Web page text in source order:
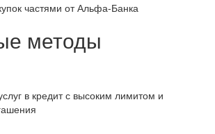
частями от Альфа-Банка
методы
в кредит с высоким лимитом и